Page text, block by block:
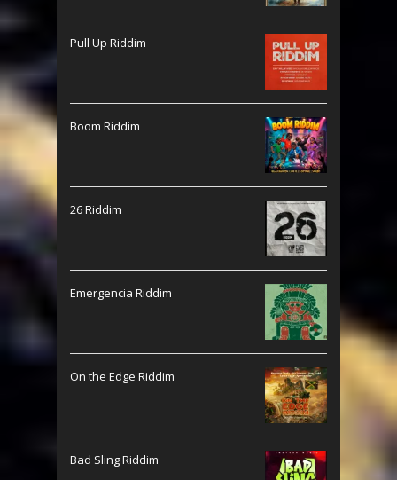
Pull Up Riddim
Boom Riddim
26 Riddim
Emergencia Riddim
On the Edge Riddim
Bad Sling Riddim